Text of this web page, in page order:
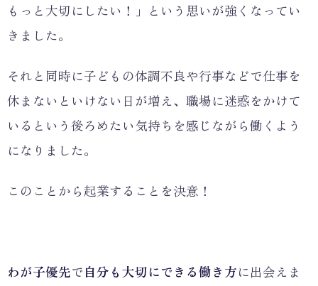
もっと大切にしたい！」という思いが強くなってい
きました。
それと同時に子どもの体調不良や行事などで仕事を
休まないといけない日が増え、職場に迷惑をかけて
いるという後ろめたい気持ちを感じながら働くよう
になりました。
このことから起業することを決意！
わが子優先で 自分も大切にできる働き方に出会えま